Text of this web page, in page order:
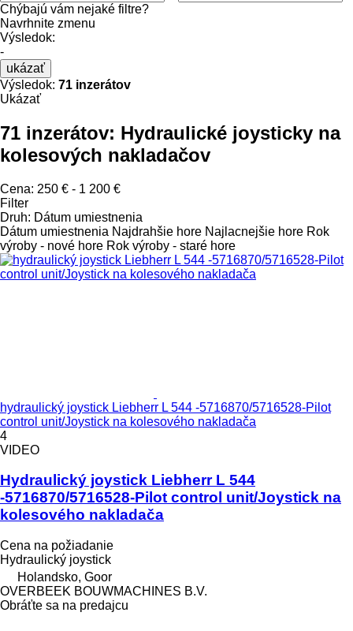
Chýbajú vám nejaké filtre?
Navrhnite zmenu
Výsledok:
-
ukázať
Výsledok: 71 inzerátov
Ukázať
71 inzerátov: Hydraulické joysticky na
kolesových nakladačov
Cena: 250 € - 1 200 €
Filter
Druh: Dátum umiestnenia
Dátum umiestnenia Najdrahšie hore Najlacnejšie hore Rok
výroby - nové hore Rok výroby - staré hore
hydraulický joystick Liebherr L 544 -5716870/5716528-Pilot
control unit/Joystick na kolesového nakladača
4
VIDEO
Hydraulický joystick Liebherr L 544
-5716870/5716528-Pilot control unit/Joystick na
kolesového nakladača
Cena na požiadanie
Hydraulický joystick
Holandsko, Goor
OVERBEEK BOUWMACHINES B.V.
Obráťte sa na predajcu